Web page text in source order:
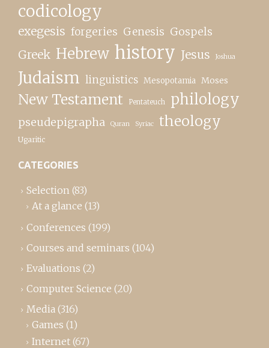
codicology
exegesis forgeries Genesis Gospels
Greek Hebrew history Jesus Joshua
Judaism linguistics Mesopotamia Moses
New Testament Pentateuch philology
pseudepigrapha Quran Syriac theology
Ugaritic
CATEGORIES
Selection (83)
At a glance (13)
Conferences (199)
Courses and seminars (104)
Evaluations (2)
Computer Science (20)
Media (316)
Games (1)
Internet (67)